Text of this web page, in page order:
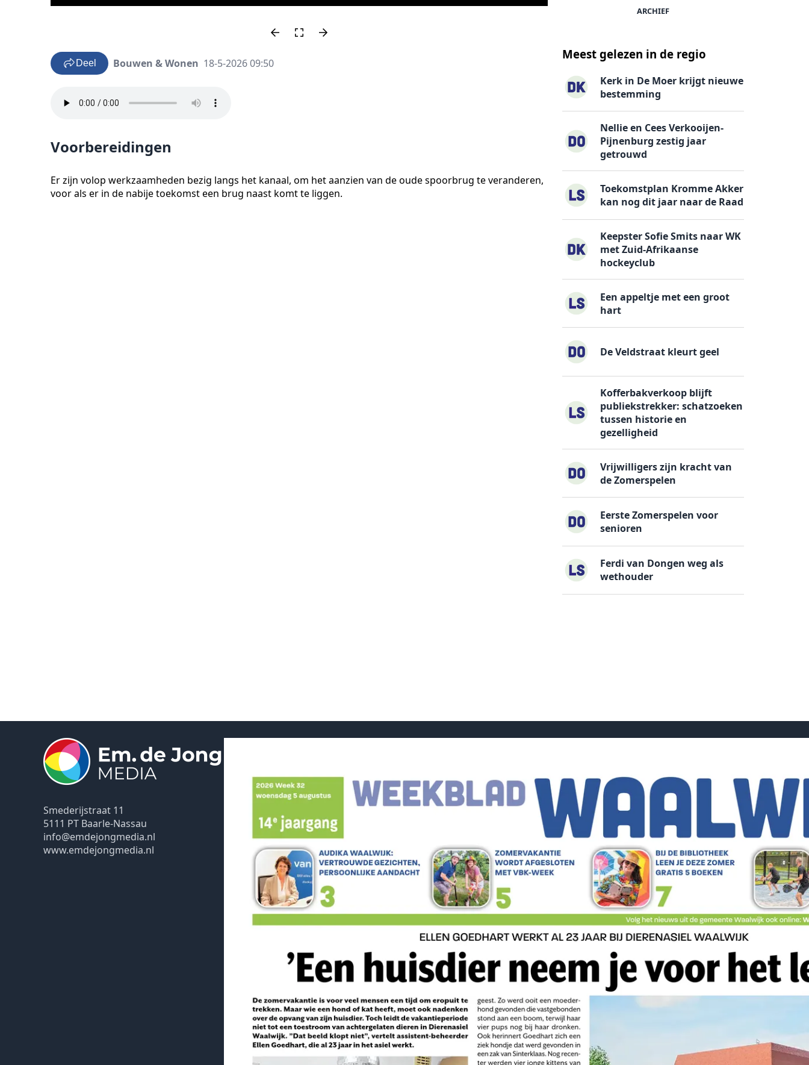
Deel Bouwen & Wonen 18-5-2026 09:50
Voorbereidingen
Er zijn volop werkzaamheden bezig langs het kanaal, om het aanzien van de oude spoorbrug te veranderen,
voor als er in de nabije toekomst een brug naast komt te liggen.
ARCHIEF
Meest gelezen in de regio
Kerk in De Moer krijgt nieuwe
bestemming
Nellie en Cees Verkooijen-
Pijnenburg zestig jaar
getrouwd
Toekomstplan Kromme Akker
kan nog dit jaar naar de Raad
Keepster Sofie Smits naar WK
met Zuid-Afrikaanse
hockeyclub
Een appeltje met een groot
hart
De Veldstraat kleurt geel
Kofferbakverkoop blijft
publiekstrekker: schatzoeken
tussen historie en
gezelligheid
Vrijwilligers zijn kracht van
de Zomerspelen
Eerste Zomerspelen voor
senioren
Ferdi van Dongen weg als
wethouder
Smederijstraat 11
5111 PT Baarle-Nassau
info@emdejongmedia.nl
www.emdejongmedia.nl